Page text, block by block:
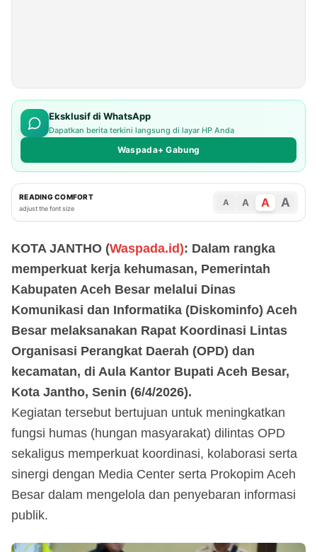
Eksklusif di WhatsApp
Dapatkan berita terkini langsung di layar HP Anda
Waspada+ Gabung
READING COMFORT
adjust the font size
A A A A
KOTA JANTHO (Waspada.id): Dalam rangka
memperkuat kerja kehumasan, Pemerintah
Kabupaten Aceh Besar melalui Dinas
Komunikasi dan Informatika (Diskominfo) Aceh
Besar melaksanakan Rapat Koordinasi Lintas
Organisasi Perangkat Daerah (OPD) dan
kecamatan, di Aula Kantor Bupati Aceh Besar,
Kota Jantho, Senin (6/4/2026).
Kegiatan tersebut bertujuan untuk meningkatkan
fungsi humas (hungan masyarakat) dilintas OPD
sekaligus memperkuat koordinasi, kolaborasi serta
sinergi dengan Media Center serta Prokopim Aceh
Besar dalam mengelola dan penyebaran informasi
publik.